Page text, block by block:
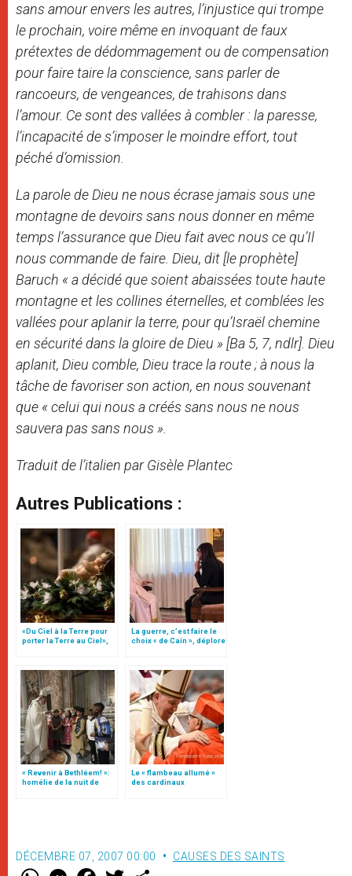
sans amour envers les autres, l’injustice qui trompe
le prochain, voire même en invoquant de faux
prétextes de dédommagement ou de compensation
pour faire taire la conscience, sans parler de
rancoeurs, de vengeances, de trahisons dans
l’amour. Ce sont des vallées à combler : la paresse,
l’incapacité de s’imposer le moindre effort, tout
péché d’omission.
La parole de Dieu ne nous écrase jamais sous une
montagne de devoirs sans nous donner en même
temps l’assurance que Dieu fait avec nous ce qu’Il
nous commande de faire. Dieu, dit [le prophète]
Baruch « a décidé que soient abaissées toute haute
montagne et les collines éternelles, et comblées les
vallées pour aplanir la terre, pour qu’Israël chemine
en sécurité dans la gloire de Dieu » [Ba 5, 7, ndlr]. Dieu
aplanit, Dieu comble, Dieu trace la route ; à nous la
tâche de favoriser son action, en nous souvenant
que « celui qui nous a créés sans nous ne nous
sauvera pas sans nous ».
Traduit de l’italien par Gisèle Plantec
Autres Publications :
«Du Ciel à la Terre pour
porter la Terre au Ciel»,
La guerre, c’est faire le
choix « de Caïn », déplore
« Revenir à Bethléem! »:
homélie de la nuit de
Noël (texte complet)
Le « flambeau allumé »
des cardinaux
DÉCEMBRE 07, 2007 00:00 CAUSES DES SAINTS
W M F